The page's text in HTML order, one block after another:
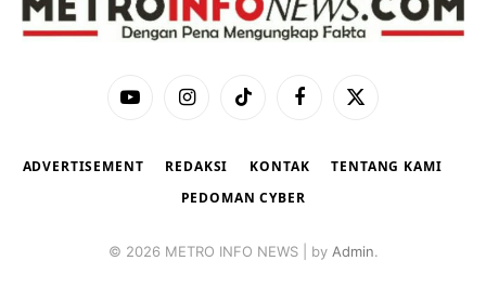
YouTubeInstagramTikTok Facebook
X
ADVERTISEMENT REDAKSI KONTAK
TENTANG KAMI
PEDOMAN CYBER
© 2026 METRO INFO NEWS | by Admin.